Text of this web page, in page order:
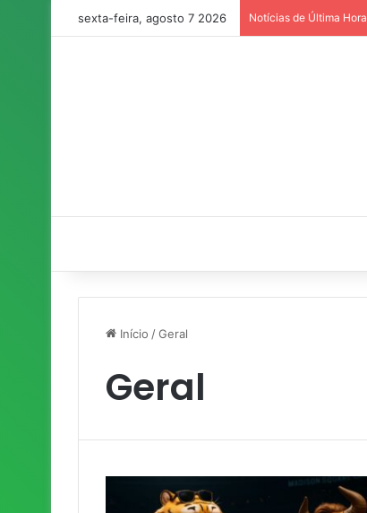
sexta-feira, agosto 7 2026 Notícias de Última Hora
Início /Geral
Geral